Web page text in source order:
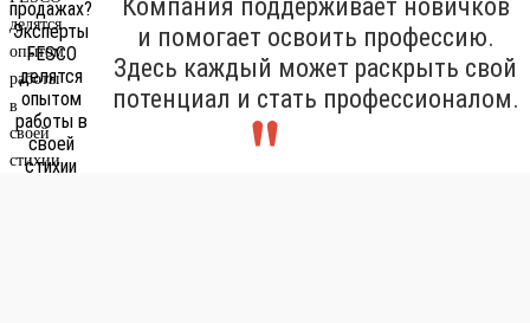
Компания поддерживает новичков
и помогает освоить профессию.
Здесь каждый может раскрыть свой
потенциал и стать профессионалом.